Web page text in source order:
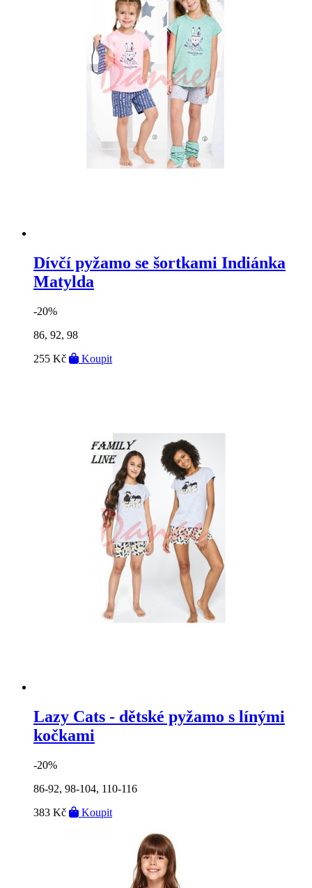
Dívčí pyžamo se šortkami Indiánka
Matylda
-20%
86, 92, 98
255 Kč
Koupit
Lazy Cats - dětské pyžamo s línými
kočkami
-20%
86-92, 98-104, 110-116
383 Kč
Koupit